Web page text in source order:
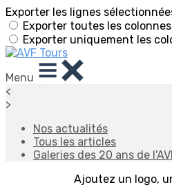
Exporter les lignes
Exporter toutes les colonnes
Exporter uniquement les
Menu
<
>
Nos actualités
Tous les articles
Galeries des 20 ans de
Ajoutez un logo,